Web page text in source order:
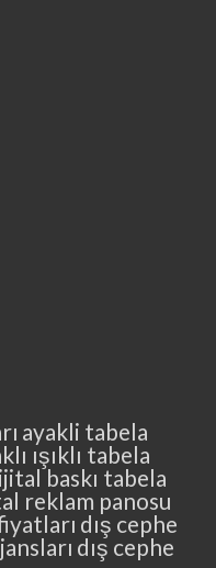
ayakli tabela
ışıklı tabela
baskı tabela
reklam panosu
dış cephe
dış cephe